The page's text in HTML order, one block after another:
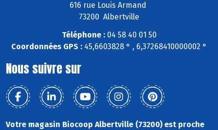
616 rue Louis Armand
73200 Albertville
Téléphone :04 58 40 01 50
Coordonnées GPS : 45,6603828 ° , 6,37268410000002 °
Nous suivre sur
Votre magasin Biocoop Albertville (73200) est proche